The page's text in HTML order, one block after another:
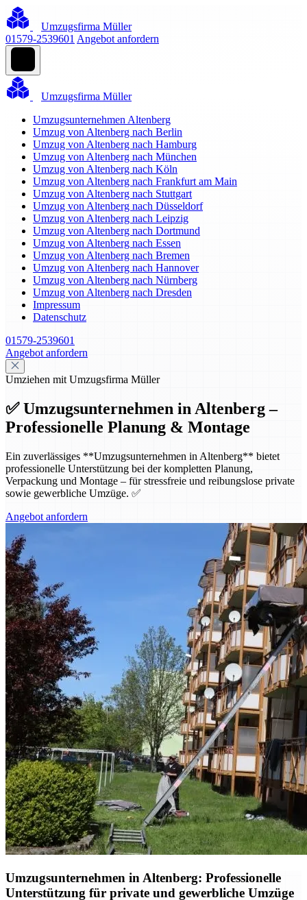
Umzugsfirma Müller
01579-2539601 Angebot anfordern
Umzugsfirma Müller
Umzugsunternehmen Altenberg
Umzug von Altenberg nach Berlin
Umzug von Altenberg nach Hamburg
Umzug von Altenberg nach München
Umzug von Altenberg nach Köln
Umzug von Altenberg nach Frankfurt am Main
Umzug von Altenberg nach Stuttgart
Umzug von Altenberg nach Düsseldorf
Umzug von Altenberg nach Leipzig
Umzug von Altenberg nach Dortmund
Umzug von Altenberg nach Essen
Umzug von Altenberg nach Bremen
Umzug von Altenberg nach Hannover
Umzug von Altenberg nach Nürnberg
Umzug von Altenberg nach Dresden
Impressum
Datenschutz
01579-2539601
Angebot anfordern
Umziehen mit Umzugsfirma Müller
✅ Umzugsunternehmen in Altenberg –
Professionelle Planung & Montage
Ein zuverlässiges **Umzugsunternehmen in Altenberg** bietet
professionelle Unterstützung bei der kompletten Planung,
Verpackung und Montage – für stressfreie und reibungslose private
sowie gewerbliche Umzüge. ✅
Angebot anfordern
Umzugsunternehmen in Altenberg: Professionelle
Unterstützung für private und gewerbliche Umzüge